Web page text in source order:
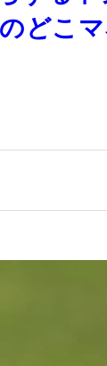
どこマ